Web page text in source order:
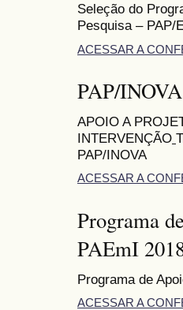
Seleção do
Pesquisa – PAP/
ACESSAR A
PAP/
APOIO A
INTERVENÇÃO
PAP/INOVA
ACESSAR A
Programa
PAEmI
Programa de
ACESSAR A